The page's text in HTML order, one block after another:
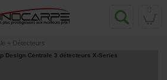
+ Détecteurs
Design Centrale 3 détecteurs X-Series